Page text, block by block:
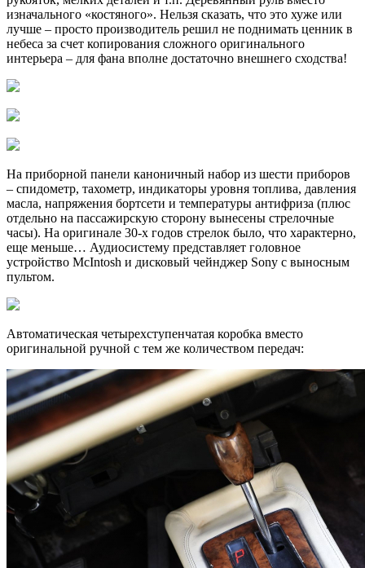
изначального «костяного». Нельзя сказать, что это хуже или
лучше – просто производитель решил не поднимать ценник в
небеса за счет копирования сложного оригинального
интерьера – для фана вполне достаточно внешнего сходства!
На приборной панели каноничный набор из шести приборов
– спидометр, тахометр, индикаторы уровня топлива, давления
масла, напряжения бортсети и температуры антифриза (плюс
отдельно на пассажирскую сторону вынесены стрелочные
часы). На оригинале 30-х годов стрелок было, что характерно,
еще меньше… Аудиосистему представляет головное
устройство McIntosh и дисковый чейнджер Sony с выносным
пультом.
Автоматическая четырехступенчатая коробка вместо
оригинальной ручной с тем же количеством передач: